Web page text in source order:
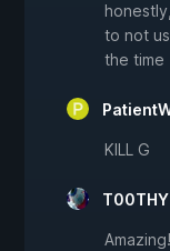
to not
the time
KILL G
T00THY